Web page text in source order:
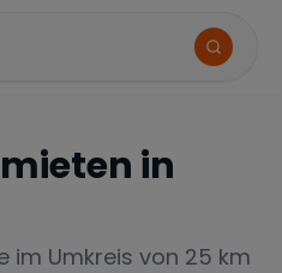
in
im Umkreis von 25 km